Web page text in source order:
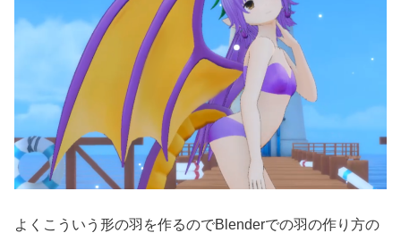
よくこういう形の羽を作るのでBlenderでの羽の作り方の